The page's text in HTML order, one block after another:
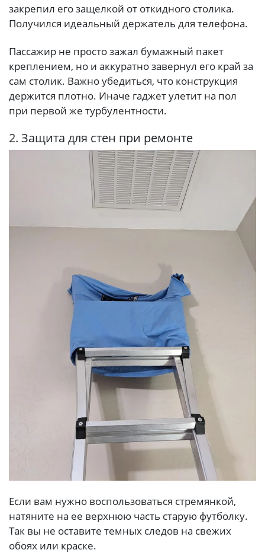
закрепил его защелкой от откидного столика.
Получился идеальный держатель для телефона.
Пассажир не просто зажал бумажный пакет
креплением, но и аккуратно завернул его край за
сам столик. Важно убедиться, что конструкция
держится плотно. Иначе гаджет улетит на пол
при первой же турбулентности.
2. Защита для стен при ремонте
Если вам нужно воспользоваться стремянкой,
натяните на ее верхнюю часть старую футболку.
Так вы не оставите темных следов на свежих
обоях или краске.